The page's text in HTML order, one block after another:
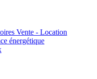
Vente - Location
énergétique